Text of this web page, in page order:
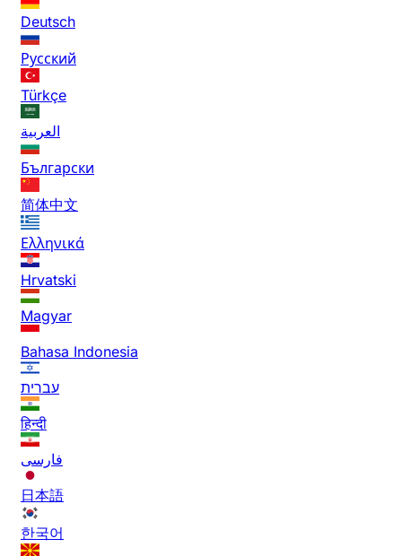
Deutsch
Русский
Türkçe
العربية
Български
简体中文
Ελληνικά
Hrvatski
Magyar
Bahasa Indonesia
עברית
हिन्दी
فارسی
日本語
한국어